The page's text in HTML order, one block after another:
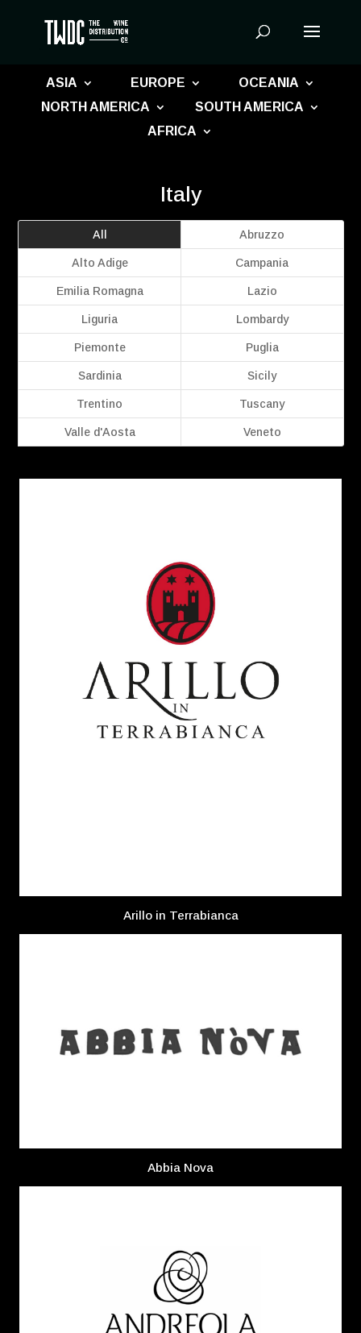
ASIA EUROPE
OCEANIA
NORTH AMERICA
SOUTH AMERICA
AFRICA
Italy
All Abruzzo
Alto Adige Campania
Emilia Romagna Lazio
Liguria Lombardy
Piemonte Puglia
Sardinia Sicily
Trentino Tuscany
Valle d'Aosta Veneto
Arillo in Terrabianca
Abbia Nova